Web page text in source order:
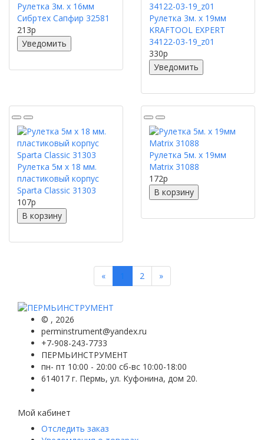
Рулетка 3м. х 16мм
Сибртех Сапфир 32581
213p
Уведомить
Рулетка 3м. х 19мм
KRAFTOOL EXPERT
34122-03-19_z01
330p
Уведомить
Рулетка 5м х 18 мм.
пластиковый корпус
Sparta Classic 31303
107p
В корзину
Рулетка 5м. х 19мм
Matrix 31088
172p
В корзину
«Previous
1 2 »Next
© , 2026
perminstrument@yandex.ru
+7-908-243-7733
ПЕРМЬИНСТРУМЕНТ
пн- пт 10:00 - 20:00 сб-вс 10:00-18:00
614017 г. Пермь, ул. Куфонина, дом 20.
Мой кабинет
Отследить заказ